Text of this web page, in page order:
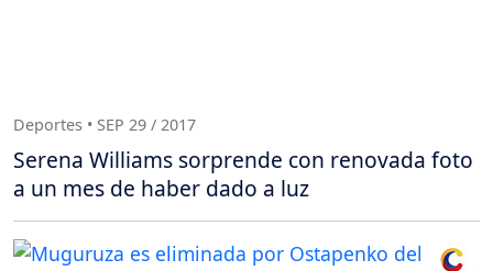
Deportes • SEP 29 / 2017
Serena Williams sorprende con renovada foto
a un mes de haber dado a luz